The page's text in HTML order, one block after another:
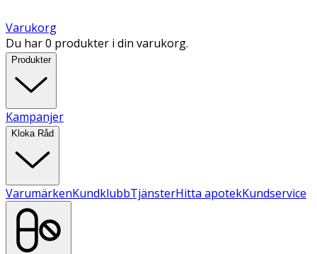
Varukorg
Du har 0 produkter i din varukorg.
Produkter
Kampanjer
Kloka Råd
VarumärkenKundklubbTjänsterHitta apotekKundservice